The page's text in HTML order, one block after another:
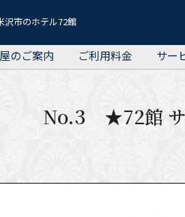
沢市のホテル72館
のご案内 ご利用料金 サー
No.3 ★72館 サ